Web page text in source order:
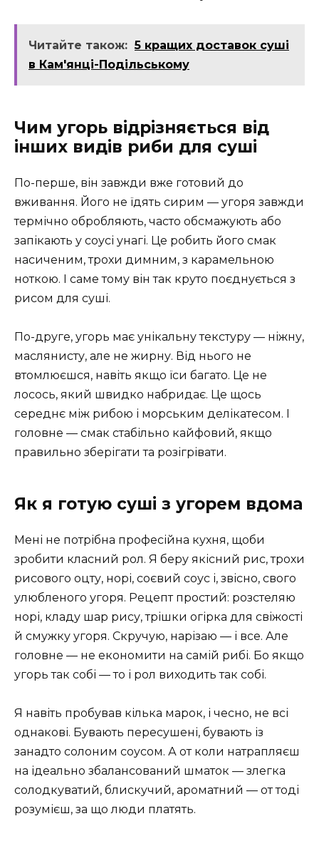
Читайте також: 5 кращих доставок суші
в Кам'янці-Подільському
Чим угорь відрізняється від
інших видів риби для суші
По-перше, він завжди вже готовий до
вживання. Його не їдять сирим — угоря завжди
термічно обробляють, часто обсмажують або
запікають у соусі унагі. Це робить його смак
насиченим, трохи димним, з карамельною
ноткою. І саме тому він так круто поєднується з
рисом для суші.
По-друге, угорь має унікальну текстуру — ніжну,
маслянисту, але не жирну. Від нього не
втомлюєшся, навіть якщо їси багато. Це не
лосось, який швидко набридає. Це щось
середнє між рибою і морським делікатесом. І
головне — смак стабільно кайфовий, якщо
правильно зберігати та розігрівати.
Як я готую суші з угорем вдома
Мені не потрібна професійна кухня, щоби
зробити класний рол. Я беру якісний рис, трохи
рисового оцту, норі, соєвий соус і, звісно, свого
улюбленого угоря. Рецепт простий: розстеляю
норі, кладу шар рису, трішки огірка для свіжості
й смужку угоря. Скручую, нарізаю — і все. Але
головне — не економити на самій рибі. Бо якщо
угорь так собі — то і рол виходить так собі.
Я навіть пробував кілька марок, і чесно, не всі
однакові. Бувають пересушені, бувають із
занадто солоним соусом. А от коли натрапляєш
на ідеально збалансований шматок — злегка
солодкуватий, блискучий, ароматний — от тоді
розумієш, за що люди платять.